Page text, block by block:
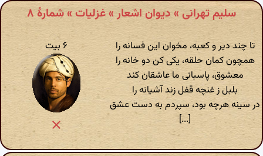
سلیم تهرانی » دیوان اشعار » غزلیات » شمارهٔ ۸
تا چند دیر و کعبه، مخوان این فسانه را
همچون کمان حلقه، یکی کن دو خانه را
معشوق، پاسبانی ما عاشقان کند
بلبل ز غنچه قفل زند آشیانه را
در سینه هرچه بود، سپردم به دست عشق
[...]
۶ بیت